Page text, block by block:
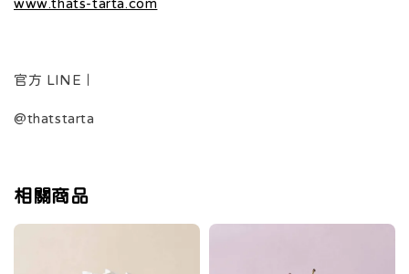
www.thats-tarta.com
官方 LINE｜
@thatstarta
相關商品